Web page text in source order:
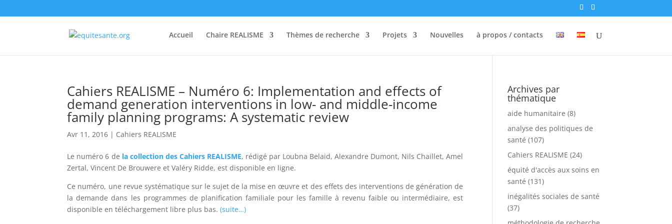
Accueil Chaire REALISME Thèmes de recherche Projets Nouvelles à propos / contacts
Cahiers REALISME – Numéro 6: Implementation and effects of
demand generation interventions in low- and middle-income
family planning programs: A systematic review
Avr 11, 2016 | Cahiers REALISME
Le numéro 6 de la collection des Cahiers REALISME, rédigé par Loubna Belaid, Alexandre Dumont, Nils Chaillet, Amel
Zertal, Vincent De Brouwere et Valéry Ridde, est disponible en ligne.
Ce numéro, une revue systématique sur le sujet de la mise en œuvre et des effets des interventions de génération de
la demande dans les programmes de planification familiale pour les famille à revenu faible ou intermédiaire, est
disponible en téléchargement libre plus bas.(suite…)
Archives par
thématique
aide humanitaire (8)
analyse des politiques de
santé (107)
Cahiers REALISME (24)
équité d'accès aux soins en
santé (131)
inégalités sociales de santé
(37)